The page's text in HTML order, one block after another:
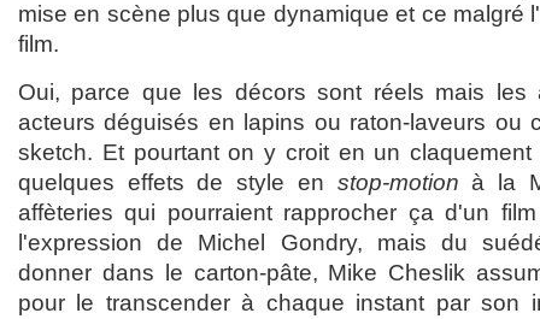
mise en scène plus que dynamique et ce malgré
film.
Oui, parce que les décors sont réels mais les
acteurs déguisés en lapins ou raton-laveurs ou
sketch. Et pourtant on y croit en un
quelques effets de style en stop-motion à la
affèteries qui pourraient rapprocher ça d'un
l'expression de Michel Gondry, mais du
donner dans le carton-pâte, Mike Cheslik
pour le transcender à chaque instant par son